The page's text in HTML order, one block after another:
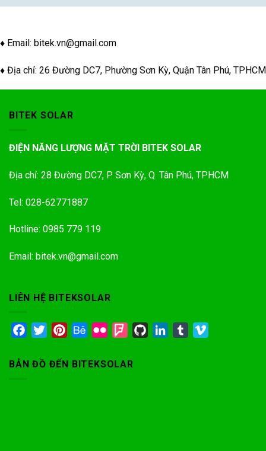
♦ Email: bitek.vn@gmail.com
♦ Địa chỉ: 26 Đường DC7, Phường Sơn Kỳ, Quận Tân Phú, TPHCM
BITEK SOLAR
ĐIỆN NĂNG LƯỢNG MẶT TRỜI BITEK SOLAR
Địa chỉ: 28 Đường DC7, P. Sơn Kỳ, Q. Tân Phú, TPHCM
Tel: 028-62771887
Hotline: 0985 779 119
Email: bitek.vn@gmail.com
LIÊN HỆ BITEKSOLAR
FacebookTwitterPinterestBehance
Flickr Foursquare
GitHub LinkedIn
Tumblr
BẢN ĐỒ ĐẾN BITEKSOLAR